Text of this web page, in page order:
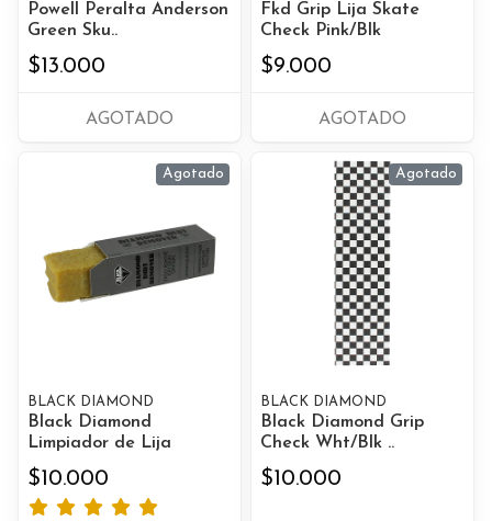
Powell Peralta Anderson
Green Sku..
$13.000
AGOTADO
Fkd Grip Lija Skate
Check Pink/Blk
$9.000
AGOTADO
Agotado
BLACK DIAMOND
Black Diamond
Limpiador de Lija
$10.000
Agotado
BLACK DIAMOND
Black Diamond Grip
Check Wht/Blk ..
$10.000